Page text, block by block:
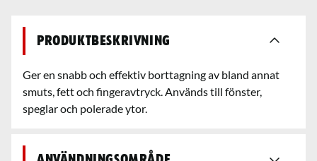
Produktbeskrivning
Ger en snabb och effektiv borttagning av bland annat
smuts, fett och fingeravtryck. Används till fönster,
speglar och polerade ytor.